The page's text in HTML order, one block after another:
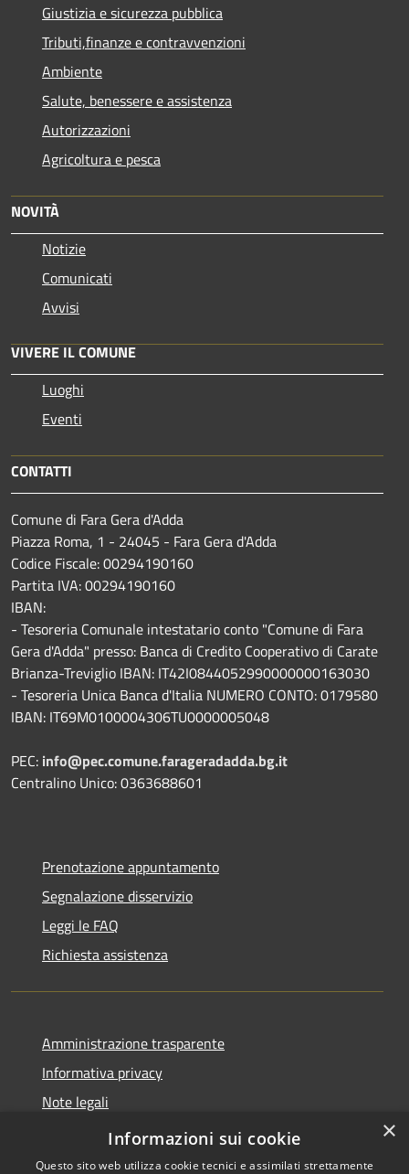
Giustizia e sicurezza pubblica
Tributi,finanze e contravvenzioni
Ambiente
Salute, benessere e assistenza
Autorizzazioni
Agricoltura e pesca
NOVITÀ
Notizie
Comunicati
Avvisi
VIVERE IL COMUNE
Luoghi
Eventi
CONTATTI
Comune di Fara Gera d'Adda
Piazza Roma, 1 - 24045 - Fara Gera d'Adda
Codice Fiscale: 00294190160
Partita IVA: 00294190160
IBAN:
- Tesoreria Comunale intestatario conto "Comune di Fara
Gera d'Adda" presso: Banca di Credito Cooperativo di Carate
Brianza-Treviglio IBAN: IT42I0844052990000000163030
- Tesoreria Unica Banca d'Italia NUMERO CONTO: 0179580
IBAN: IT69M0100004306TU0000005048
PEC: info@pec.comune.farageradadda.bg.it
Centralino Unico: 0363688601
Prenotazione appuntamento
Segnalazione disservizio
Leggi le FAQ
Richiesta assistenza
Amministrazione trasparente
Informativa privacy
Note legali
Dichiarazione di accessibilità
×
Informazioni sui cookie
Questo sito web utilizza cookie tecnici e assimilati strettamente